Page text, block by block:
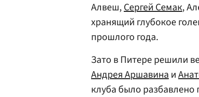
Алвеш,Сергей Семак,
хранящий глубокое
прошлого года.
Зато в Питере решили
Андрея Аршавинаи
клуба было разбавлено